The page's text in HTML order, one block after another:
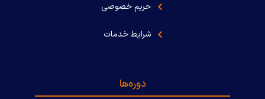
حریم خصوصی
شرایط خدمات
دوره‌ها